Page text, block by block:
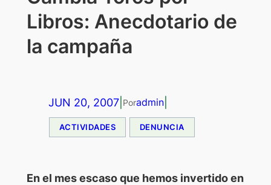
Libros: Anecdotario de
la campaña
JUN 20, 2007| Poradmin|
ACTIVIDADES DENUNCIA
En el mes escaso que hemos invertido en